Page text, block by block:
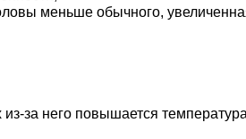
меньше обычного,
за него повышается